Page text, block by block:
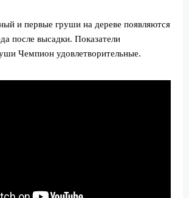
и первые груши на дереве появляются
после высадки. Показатели
Чемпион удовлетворительные.